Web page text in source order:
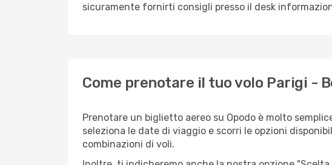
sicuramente fornirti consigli presso il desk
Come prenotare il tuo volo Parigi -
Prenotare un biglietto aereo su Opodo è molto
seleziona le date di viaggio e scorri le opzioni
combinazioni di voli.